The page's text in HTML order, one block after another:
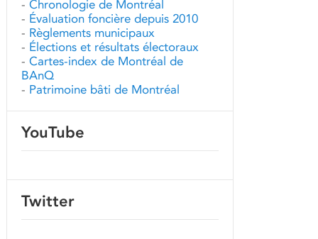
- Chronologie de Montréal
- Évaluation foncière depuis 2010
- Règlements municipaux
- Élections et résultats électoraux
- Cartes-index de Montréal de
BAnQ
- Patrimoine bâti de Montréal
YouTube
Twitter